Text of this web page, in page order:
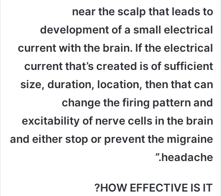
near the scalp that leads to
development of a small electrical
current with the brain. If the electrical
current that’s created is of sufficient
size, duration, location, then that can
change the firing pattern and
excitability of nerve cells in the brain
and either stop or prevent the migraine
headache.”
HOW EFFECTIVE IS IT?